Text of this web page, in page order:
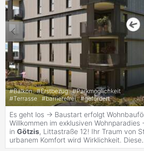
#Balkon #Erstbezug #Parkmöglichkeit
#Terrasse #barrierefrei #gefördert
Es geht los -> Baustart erfolgt
Willkommen im exklusiven Wohnparadies
in Götzis, Littastraße 12! Ihr Traum von
urbanem Komfort wird Wirklichkeit. Diese